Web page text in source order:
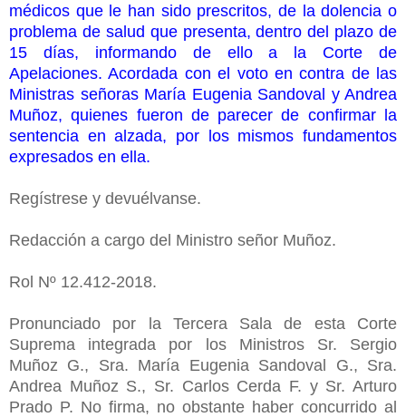
médicos que le han sido prescritos, de la dolencia o
problema de salud que presenta, dentro del plazo de
15 días, informando de ello a la Corte de
Apelaciones. Acordada con el voto en contra de las
Ministras señoras María Eugenia Sandoval y Andrea
Muñoz, quienes fueron de parecer de confirmar la
sentencia en alzada, por los mismos fundamentos
expresados en ella.
Regístrese y devuélvanse.
Redacción a cargo del Ministro señor Muñoz.
Rol Nº 12.412-2018.
Pronunciado por la Tercera Sala de esta Corte
Suprema integrada por los Ministros Sr. Sergio
Muñoz G., Sra. María Eugenia Sandoval G., Sra.
Andrea Muñoz S., Sr. Carlos Cerda F. y Sr. Arturo
Prado P. No firma, no obstante haber concurrido al